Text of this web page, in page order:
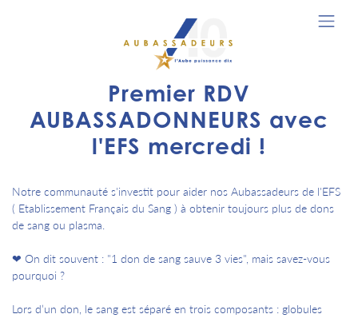
Premier RDV
AUBASSADONNEURS avec
l'EFS mercredi !
Notre communauté s'investit pour aider nos Aubassadeurs de l'EFS
( Etablissement Français du Sang ) à obtenir toujours plus de dons
de sang ou plasma.
❤ On dit souvent : "1 don de sang sauve 3 vies", mais savez-vous
pourquoi ?
Lors d’un don, le sang est séparé en trois composants : globules